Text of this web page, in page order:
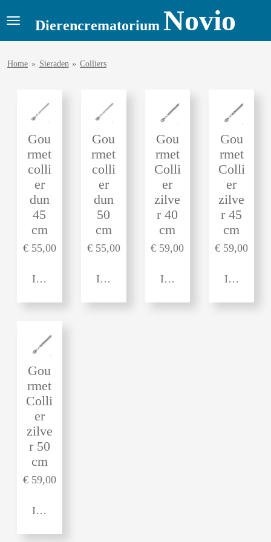
Ga
Dierencrematorium Novio
Home » Sieraden » Colliers
Gou
rmet
colli
er
dun
45
cm
€ 55,00
In winkelwagen
Gou
rmet
colli
er
dun
50
cm
€ 55,00
In winkelwagen
Gou
rmet
Colli
er
zilve
r 40
cm
€ 59,00
In winkelwagen
Gou
rmet
Colli
er
zilve
r 45
cm
€ 59,00
In
Gou
rmet
Colli
er
zilve
r 50
cm
€ 59,00
In winkelwagen